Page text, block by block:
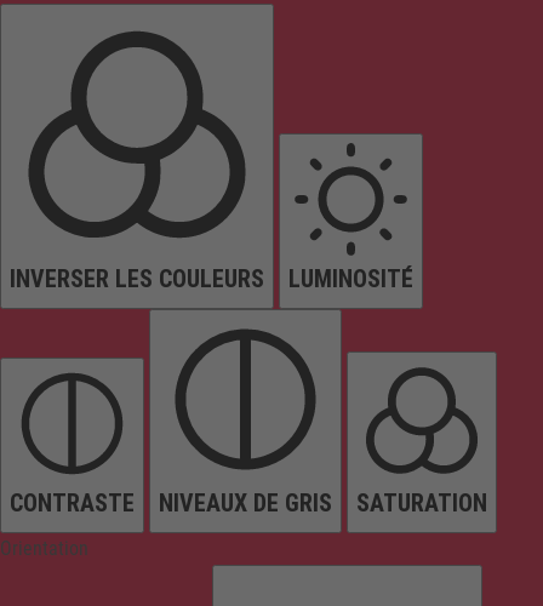
INVERSER LES COULEURS LUMINOSITÉ
CONTRASTE NIVEAUX DE GRIS SATURATION
Orientation